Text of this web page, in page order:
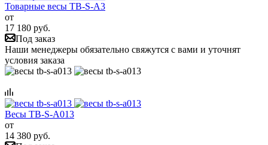
Товарные весы ТВ-S-A3
от
17 180 руб.
Под заказ
Наши менеджеры обязательно свяжутся с вами и уточнят
условия заказа
Весы TB-S-A013
от
14 380 руб.